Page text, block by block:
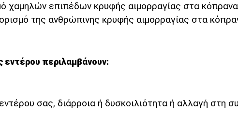
χαμηλών επιπέδων κρυφής αιμορραγίας στα
της ανθρώπινης κρυφής αιμορραγίας στα
περιλαμβάνουν:
σας, διάρροια ή δυσκοιλιότητα ή αλλαγή στη